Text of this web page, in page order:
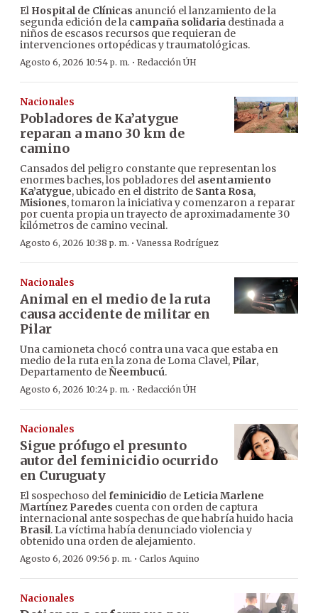
El Hospital de Clínicas anunció el lanzamiento de la
segunda edición de la campaña solidaria destinada a
niños de escasos recursos que requieran de
intervenciones ortopédicas y traumatológicas.
Agosto 6, 2026 10:54 p. m. · Redacción ÚH
Nacionales
Pobladores de Ka’atygue
reparan a mano 30 km de
camino
Cansados del peligro constante que representan los
enormes baches, los pobladores del asentamiento
Ka’atygue, ubicado en el distrito de Santa Rosa,
Misiones, tomaron la iniciativa y comenzaron a reparar
por cuenta propia un trayecto de aproximadamente 30
kilómetros de camino vecinal.
Agosto 6, 2026 10:38 p. m. ·Vanessa Rodríguez
Nacionales
Animal en el medio de la ruta
causa accidente de militar en
Pilar
Una camioneta chocó contra una vaca que estaba en
medio de la ruta en la zona de Loma Clavel, Pilar,
Departamento deÑeembucú.
Agosto 6, 2026 10:24 p. m. · Redacción ÚH
Nacionales
Sigue prófugo el presunto
autor del feminicidio ocurrido
en Curuguaty
El sospechoso delfeminicidio de Leticia Marlene
Martínez Paredes cuenta con orden de captura
internacional ante sospechas de que habría huido hacia
Brasil. La víctima había denunciado violencia y
obtenido una orden de alejamiento.
Agosto 6, 2026 09:56 p. m. · Carlos Aquino
Nacionales